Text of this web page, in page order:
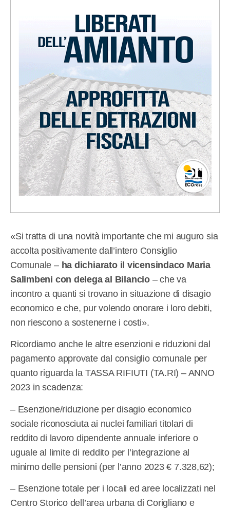
«Si tratta di una novità importante che mi auguro sia
accolta positivamente dall’intero Consiglio
Comunale – ha dichiarato il vicensindaco Maria
Salimbeni con delega al Bilancio– che va
incontro a quanti si trovano in situazione di disagio
economico e che, pur volendo onorare i loro debiti,
non riescono a sostenerne i costi».
Ricordiamo anche le altre esenzioni e riduzioni dal
pagamento approvate dal consiglio comunale per
quanto riguarda la TASSA RIFIUTI (TA.RI) – ANNO
2023 in scadenza:
– Esenzione/riduzione per disagio economico
sociale riconosciuta ai nuclei familiari titolari di
reddito di lavoro dipendente annuale inferiore o
uguale al limite di reddito per l’integrazione al
minimo delle pensioni (per l’anno 2023 € 7.328,62);
– Esenzione totale per i locali ed aree localizzati nel
Centro Storico dell’area urbana di Corigliano e